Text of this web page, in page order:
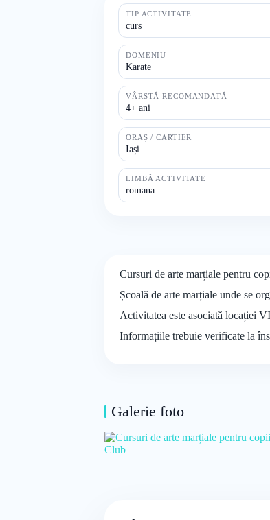
TIP ACTIVITATE
curs
DOMENIU
Karate
VÂRSTĂ RECOMANDATĂ
4+ ani
ORAȘ / CARTIER
Iași
LIMBĂ ACTIVITATE
romana
Cursuri de arte marțiale pentru
Școală de arte marțiale unde se
Activitatea este asociată locației
Informațiile trebuie verificate la
Galerie foto